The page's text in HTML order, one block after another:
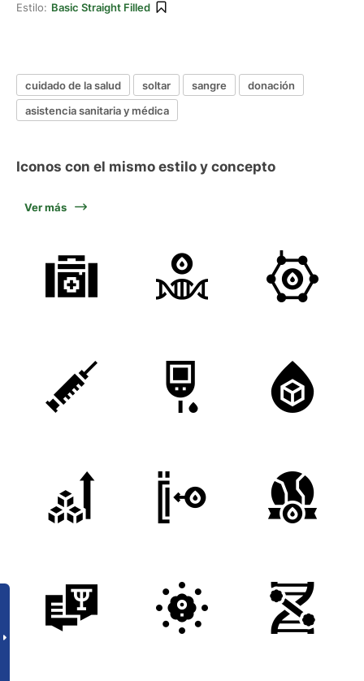
Estilo: Basic Straight Filled
cuidado de la salud soltar sangre
donación
asistencia sanitaria y médica
Iconos con el mismo estilo y concepto
Ver más